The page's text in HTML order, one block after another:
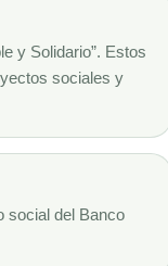
y Solidario”. Estos
sociales y
social del Banco